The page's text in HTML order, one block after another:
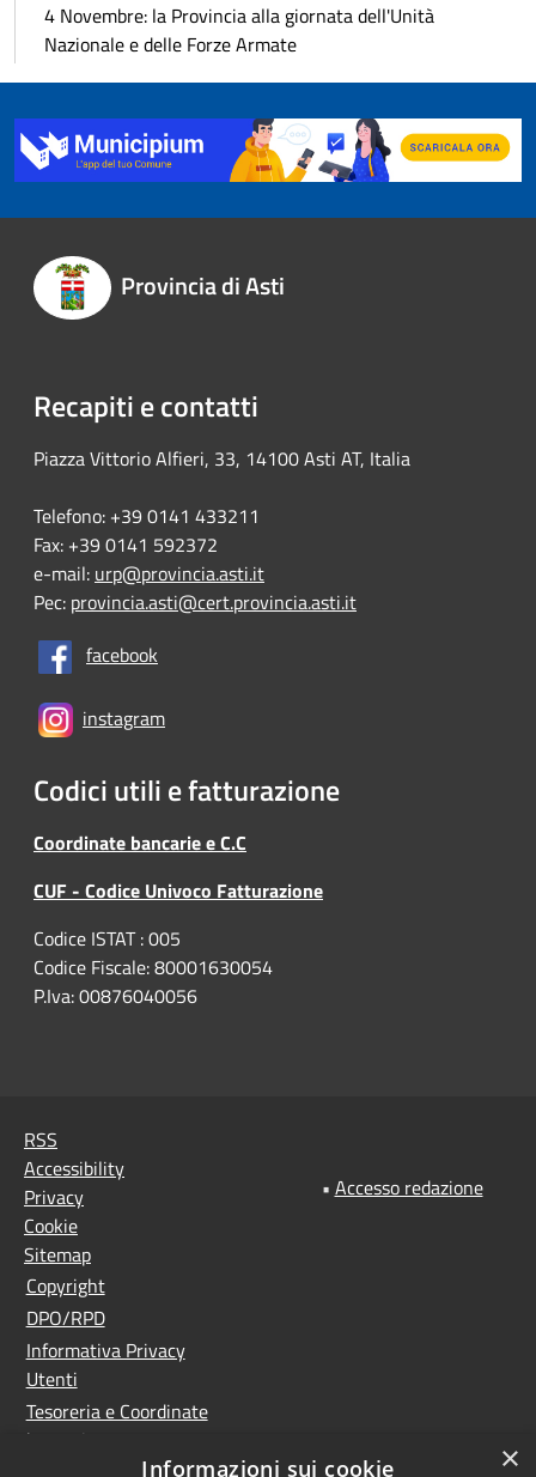
4 Novembre: la Provincia alla giornata dell'Unità
Nazionale e delle Forze Armate
Provincia di Asti
Recapiti e contatti
Piazza Vittorio Alfieri, 33, 14100 Asti AT, Italia
Telefono: +39 0141 433211
Fax: +39 0141 592372
e-mail: urp@provincia.asti.it
Pec: provincia.asti@cert.provincia.asti.it
facebook
instagram
Codici utili e fatturazione
Coordinate bancarie e C.C
CUF - Codice Univoco Fatturazione
Codice ISTAT : 005
Codice Fiscale: 80001630054
P.Iva: 00876040056
RSS
Accessibility
Privacy
Cookie
Sitemap
Copyright
DPO/RPD
Informativa Privacy
Utenti
Tesoreria e Coordinate
bancarie
• Accesso redazione
×
Informazioni sui cookie